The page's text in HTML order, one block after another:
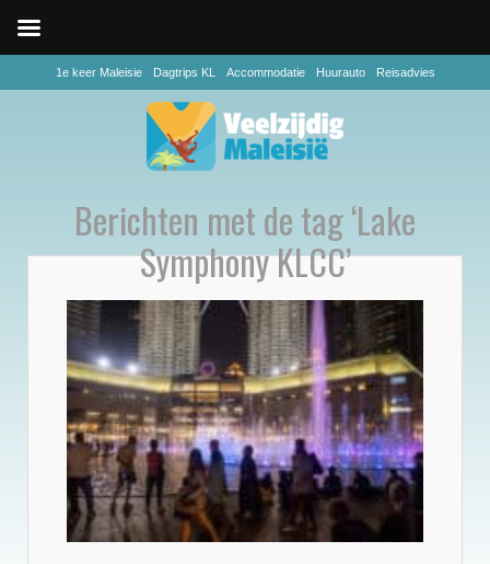
1e keer Maleisie Dagtrips KL Accommodatie Huurauto Reisadvies
Berichten met de tag ‘Lake
Symphony KLCC’